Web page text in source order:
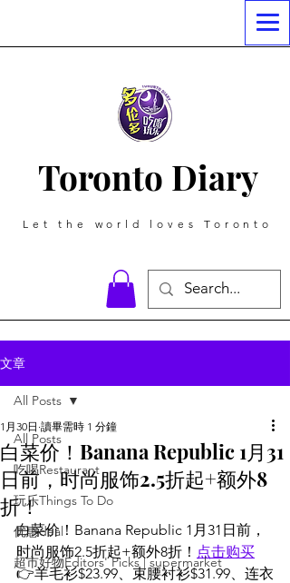
Toronto Diary
Let the world loves Toronto
文章
All Posts
吃喝Restaurant
玩乐Things To Do
优惠deal
超市好物Editors' Picks | supermarket
All Posts
白菜价！Banana Republic 1月31
日前，时尚服饰2.5折起+额外8
折！
1月30日 讀畢需時 1 分鐘
白菜价！Banana Republic 1月31日前，
时尚服饰2.5折起+额外8折！ 点击购买
👉羊毛衫$23.99、束腰衬衫$31.99、连衣